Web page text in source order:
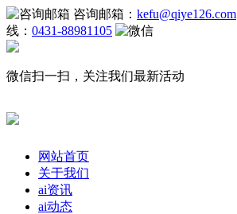
咨询邮箱： kefu@qiye126.com
线： 0431-88981105
微信扫一扫，关注我们最新活动
网站首页
关于我们
ai资讯
ai动态